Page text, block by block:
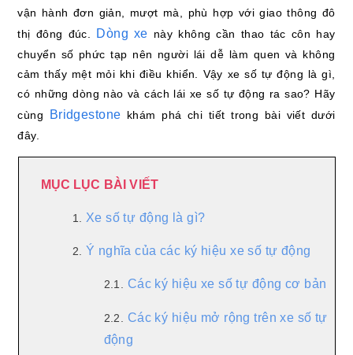
vận hành đơn giản, mượt mà, phù hợp với giao thông đô
thị đông đúc.
Dòng xe này không cần thao tác côn hay
chuyển số phức tạp nên người lái dễ làm quen và không
cảm thấy mệt mỏi khi điều khiển. Vậy xe số tự động là gì,
có những dòng nào và cách lái xe số tự động ra sao? Hãy
cùng
Bridgestone khám phá chi tiết trong bài viết dưới
đây.
MỤC LỤC BÀI VIẾT
1. Xe số tự động là gì?
2. Ý nghĩa của các ký hiệu xe số tự động
2.1. Các ký hiệu xe số tự động cơ bản
2.2.
Các ký hiệu mở rộng trên xe số tự
động